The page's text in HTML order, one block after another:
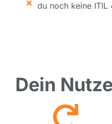
du noch keine ITIL
Dein